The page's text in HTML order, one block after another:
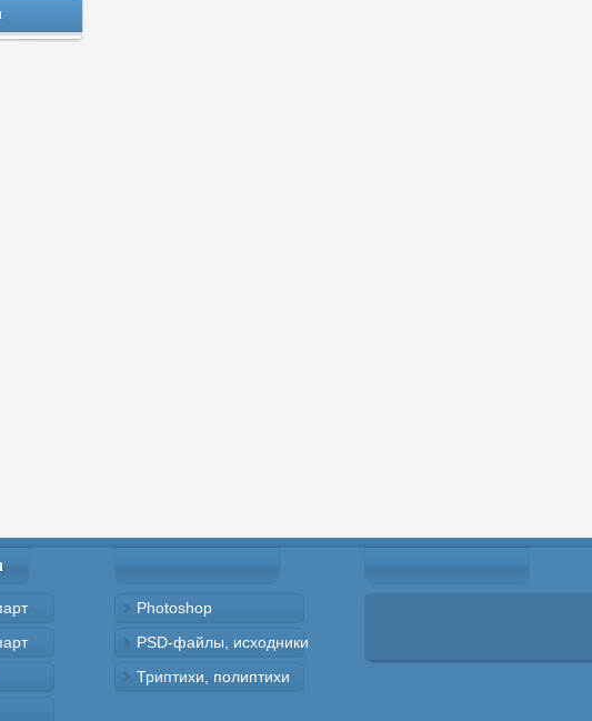
Photoshop
PSD-файлы, исходники
Триптихи, полиптихи